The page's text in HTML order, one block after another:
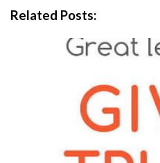
Related Posts: